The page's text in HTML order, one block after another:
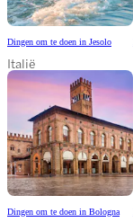
Dingen om te doen in Jesolo
Italië
Dingen om te doen in Bologna